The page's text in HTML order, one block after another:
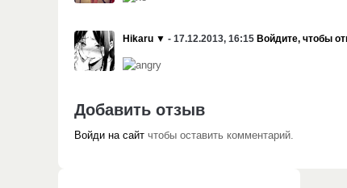
Hikaru ▼ - 17.12.2013, 16:15 Войдите, чтобы
Добавить отзыв
Войди на сайт чтобы оставить комментарий.